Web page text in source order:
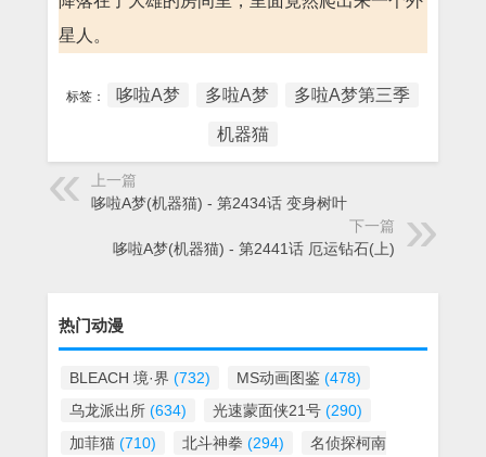
星人。
标签： 哆啦A梦 多啦A梦 多啦A梦第三季
机器猫
上一篇
哆啦A梦(机器猫) - 第2434话 变身树叶
下一篇
哆啦A梦(机器猫) - 第2441话 厄运钻石(上)
热门动漫
BLEACH 境·界 (732) MS动画图鉴 (478)
乌龙派出所 (634) 光速蒙面侠21号 (290)
加菲猫 (710) 北斗神拳 (294)
名侦探柯南